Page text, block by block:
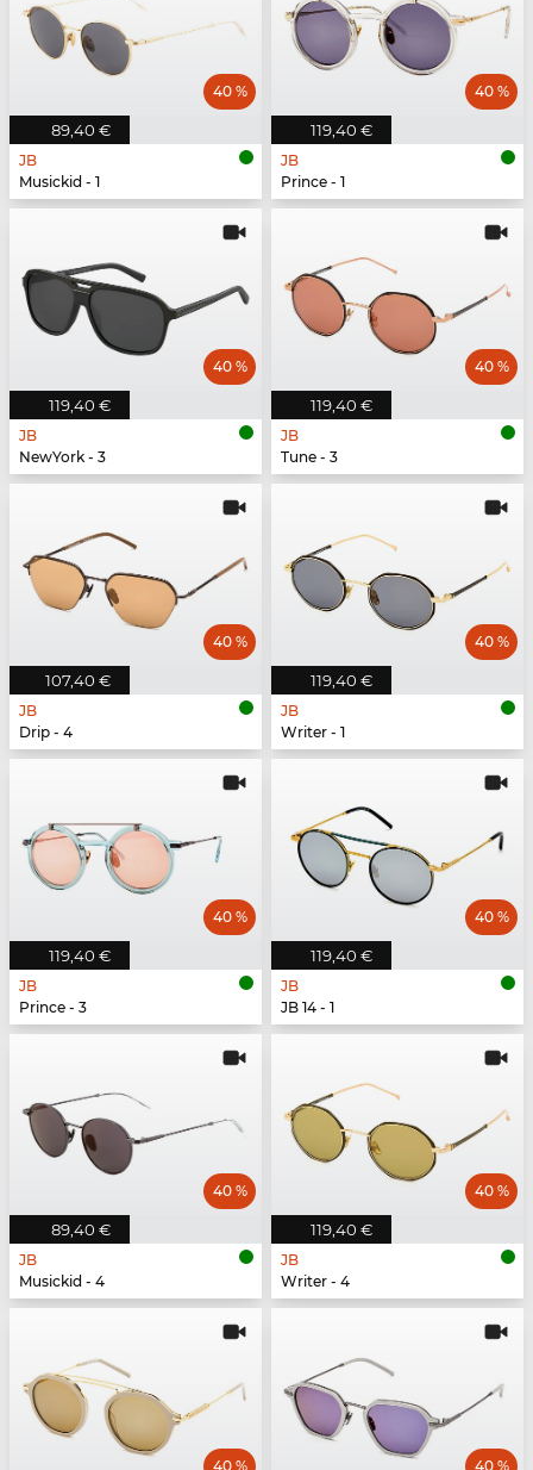
89,40 €
40 %
JB
Musickid - 1
119,40 €
40 %
JB
Prince - 1
119,40 €
40 %
JB
NewYork - 3
119,40 €
40 %
JB
Tune - 3
107,40 €
40 %
JB
Drip - 4
119,40 €
40 %
JB
Writer - 1
119,40 €
40 %
JB
Prince - 3
119,40 €
40 %
JB
JB 14 - 1
89,40 €
40 %
JB
Musickid - 4
119,40 €
40 %
JB
Writer - 4
40 % 40 %